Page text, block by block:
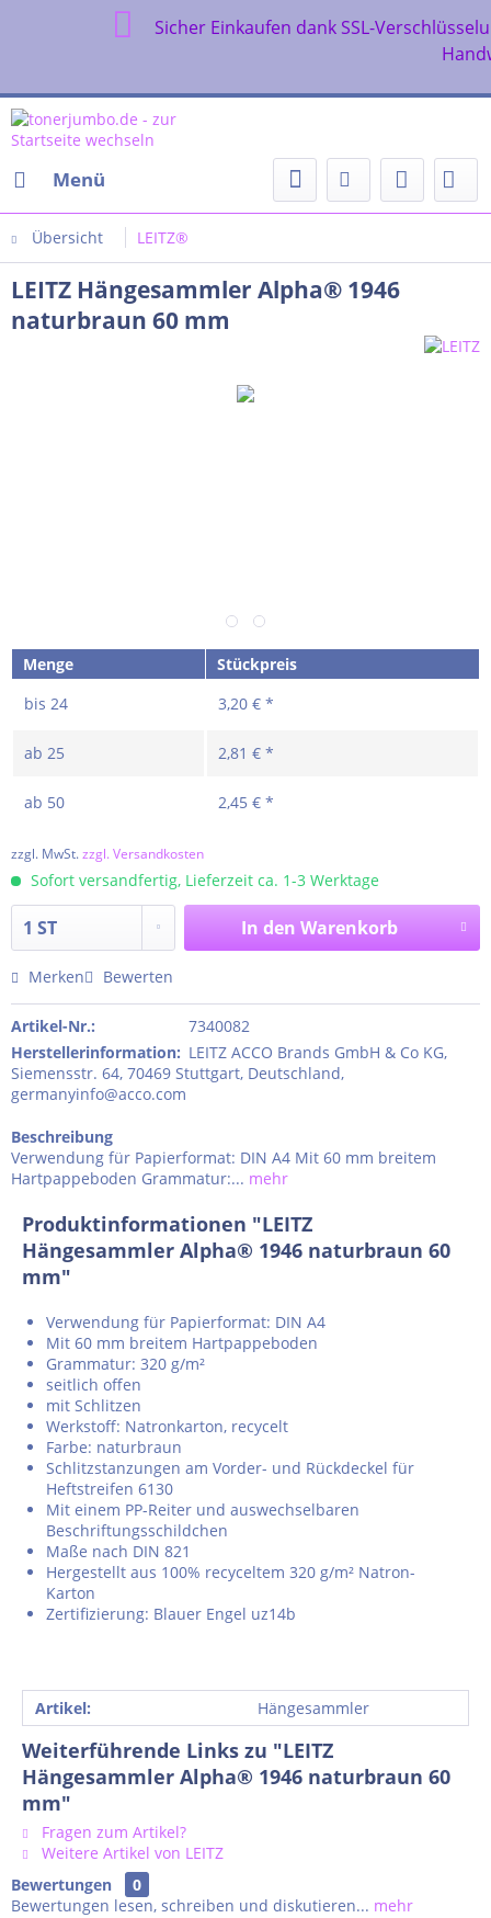
Handwerk und
Sicher Einkaufen dank SSL-
Menü
Übersicht LEITZ®
LEITZ Hängesammler Alpha® 1946
naturbraun 60 mm
Menge
Stückpreis
bis 24 3,20 € *
ab 25 2,81 € *
ab 50 2,45 € *
zzgl. MwSt.zzgl. Versandkosten
Sofort versandfertig, Lieferzeit ca. 1-3 Werktage
In den Warenkorb
Merken Bewerten
Artikel-Nr.:
7340082
Herstellerinformation: LEITZ ACCO Brands GmbH & Co KG,
Siemensstr. 64, 70469 Stuttgart, Deutschland,
germanyinfo@acco.com
Beschreibung
Verwendung für Papierformat: DIN A4 Mit 60 mm breitem
Hartpappeboden Grammatur:... mehr
Produktinformationen "LEITZ
Hängesammler Alpha® 1946 naturbraun 60
mm"
Verwendung für Papierformat: DIN A4
Mit 60 mm breitem Hartpappeboden
Grammatur: 320 g/m²
seitlich offen
mit Schlitzen
Werkstoff: Natronkarton, recycelt
Farbe: naturbraun
Schlitzstanzungen am Vorder- und Rückdeckel für
Heftstreifen 6130
Mit einem PP-Reiter und auswechselbaren
Beschriftungsschildchen
Maße nach DIN 821
Hergestellt aus 100% recyceltem 320 g/m² Natron-
Karton
Zertifizierung: Blauer Engel uz14b
Artikel: Hängesammler
Weiterführende Links zu "LEITZ
Hängesammler Alpha® 1946 naturbraun 60
mm"
Fragen zum Artikel?
Weitere Artikel von LEITZ
Bewertungen
0
Bewertungen lesen, schreiben und diskutieren... mehr